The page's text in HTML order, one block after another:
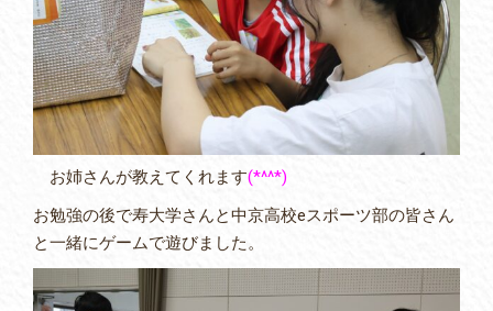
お姉さんが教えてくれます(*^^*)
お勉強の後で寿大学さんと中京高校eスポーツ部の皆さん
と一緒にゲームで遊びました。